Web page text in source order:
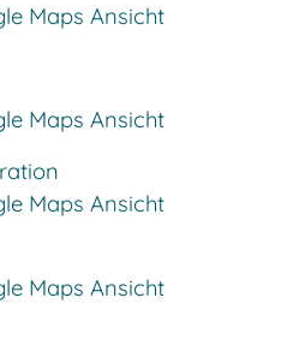
Maps Ansicht
Maps Ansicht
Maps Ansicht
Maps Ansicht